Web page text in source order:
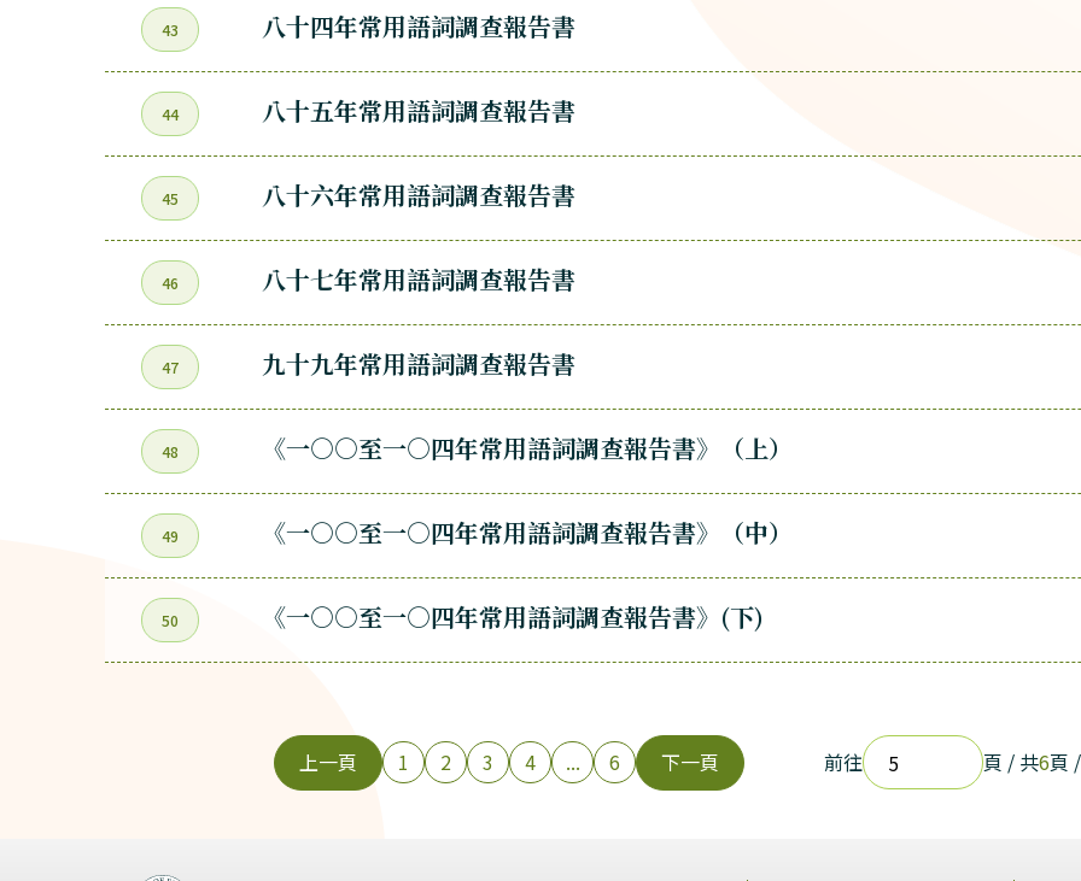
43 八十四年常用語詞調查報告書
44 八十五年常用語詞調查報告書
45 八十六年常用語詞調查報告書
46 八十七年常用語詞調查報告書
47 九十九年常用語詞調查報告書
48 《一○○至一○四年常用語詞調查報告書》（上）
49 《一○○至一○四年常用語詞調查報告書》（中）
50 《一○○至一○四年常用語詞調查報告書》(下)
上一頁 1 2 3 4 ... 6 下一頁 前往 頁 / 共6頁